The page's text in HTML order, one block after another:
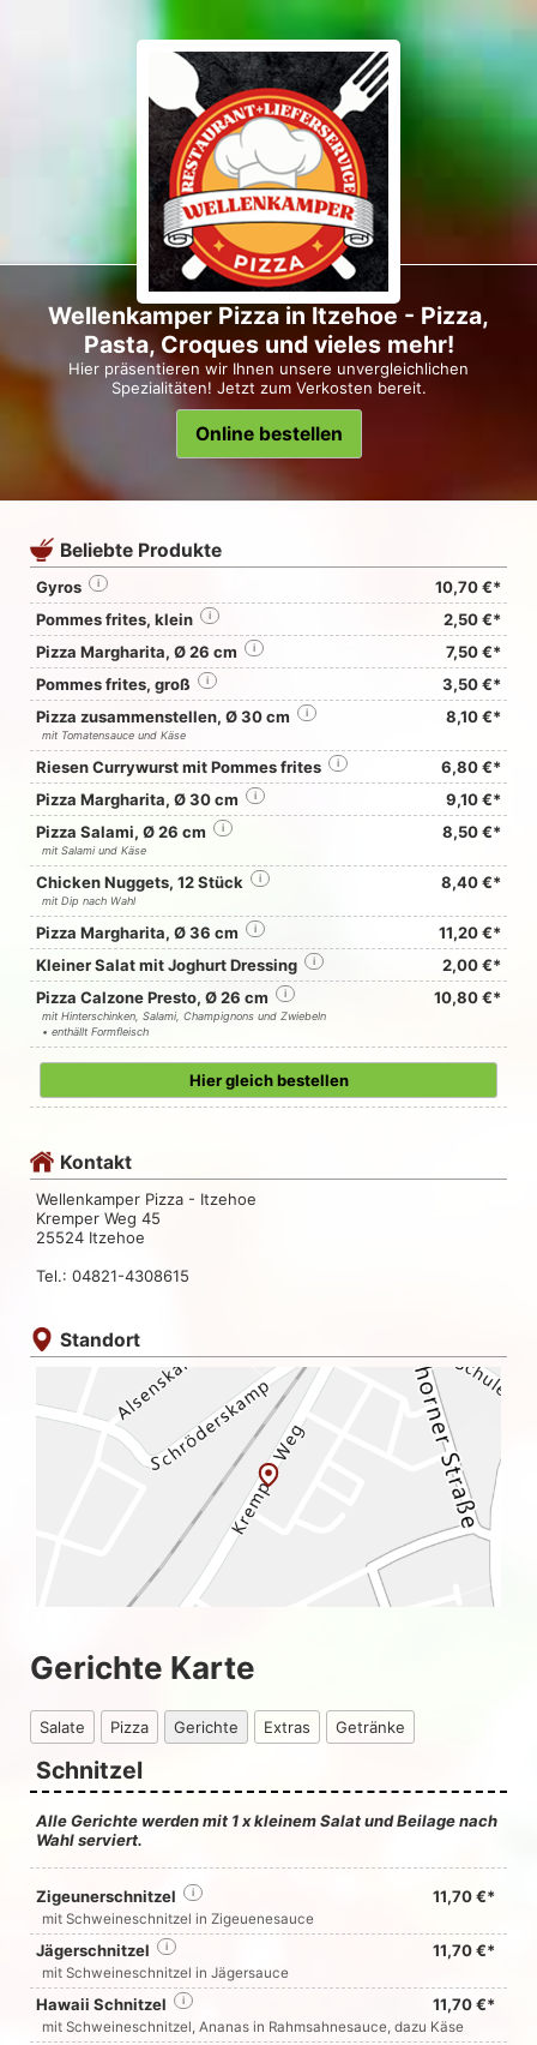
Wellenkamper Pizza in Itzehoe - Pizza,
Pasta, Croques und vieles mehr!
Hier präsentieren wir Ihnen unsere unvergleichlichen
Spezialitäten! Jetzt zum Verkosten bereit.
Online bestellen
Beliebte Produkte
Gyros i
10,70 €*
Pommes frites, klein
i
2,50 €*
Pizza Margharita, Ø 26 cm
i
7,50 €*
Pommes frites, groß
i
3,50 €*
Pizza zusammenstellen, Ø 30 cm
i 8,10 €*
mit Tomatensauce und Käse
Riesen Currywurst mit Pommes frites i
6,80 €*
Pizza Margharita, Ø 30 cm
i
9,10 €*
Pizza Salami, Ø 26 cm
i 8,50 €*
mit Salami und Käse
Chicken Nuggets, 12 Stück i 8,40 €*
mit Dip nach Wahl
Pizza Margharita, Ø 36 cm i
11,20 €*
Kleiner Salat mit Joghurt Dressing
i
2,00 €*
Pizza Calzone Presto, Ø 26 cm
i 10,80 €*
mit Hinterschinken, Salami, Champignons und Zwiebeln
• enthällt Formfleisch
Hier gleich bestellen
Kontakt
Wellenkamper Pizza - Itzehoe
Kremper Weg 45
25524 Itzehoe
Tel.: 04821-4308615
Standort
Gerichte Karte
Salate Pizza Gerichte Extras Getränke
Schnitzel
Alle Gerichte werden mit 1 x kleinem Salat und Beilage nach
Wahl serviert.
Zigeunerschnitzel 11,70 €*
i
mit Schweineschnitzel in Zigeuenesauce
Jägerschnitzel 11,70 €*
i
mit Schweineschnitzel in Jägersauce
Hawaii Schnitzel 11,70 €*
i
mit Schweineschnitzel, Ananas in Rahmsahnesauce, dazu Käse